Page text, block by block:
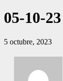
05-10-23
5 octubre, 2023